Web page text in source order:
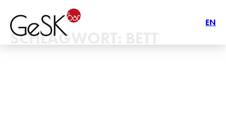
EN
SCHLAGWORT: